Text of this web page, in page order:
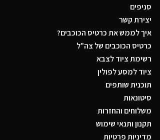
סניפים
יצירת קשר
איך לממש את כרטיס הכוכבים?
כרטיס הכוכבים של צה"ל
רשימת ציוד לצבא
ציוד למסע לפולין
תוכנית שותפים
סיטונאות
משלוחים והחזרות
תקנון ותנאי שימוש
מדיניות פרטיות